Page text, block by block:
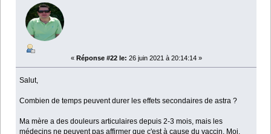
« Réponse #22 le: 26 juin 2021 à 20:14:14 »
Salut,
Combien de temps peuvent durer les effets secondaires de astra ?
Ma mère a des douleurs articulaires depuis 2-3 mois, mais les
médecins ne peuvent pas affirmer que c'est à cause du vaccin. Moi,